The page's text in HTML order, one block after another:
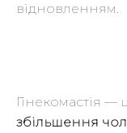
відновленням.
Гінекомастія —
збільшення